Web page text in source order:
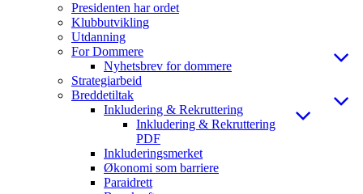
Presidenten har ordet
Klubbutvikling
Utdanning
For Dommere
Nyhetsbrev for dommere
Strategiarbeid
Breddetiltak
Inkludering & Rekruttering
Inkludering & Rekruttering
PDF
Inkluderingsmerket
Økonomi som barriere
Paraidrett